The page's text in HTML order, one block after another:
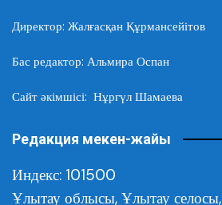
Директор: Жалғасқан Құрмансейітов
Бас редактор: Альмира Оспан
Сайт әкімшісі: Нұргүл Шамаева
Редакция мекен-жайы
Индекс: 101500
Ұлытау облысы, Ұлытау селосы,